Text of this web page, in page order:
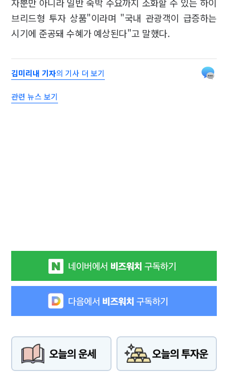
자뿐만 아니라 일반 숙박 수요까지 소화할 수 있는 하이
브리드형 투자 상품"이라며 "국내 관광객이 급증하는
시기에 준공돼 수혜가 예상된다"고 말했다.
김미리내 기자의 기사 더 보기
관련 뉴스 보기